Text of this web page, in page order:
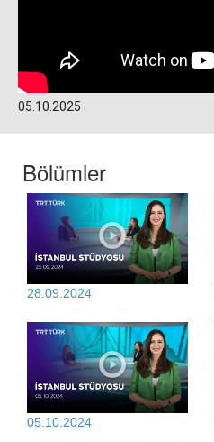
05.10.2025
Bölümler
28.09.2024
05.10.2024